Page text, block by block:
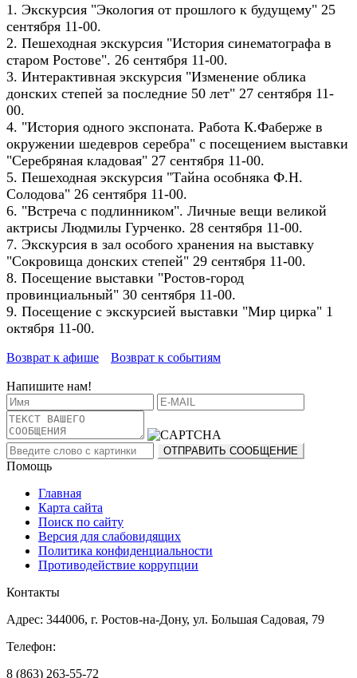
1. Экскурсия "Экология от прошлого к будущему" 25
сентября 11-00.
2. Пешеходная экскурсия "История синематографа в
старом Ростове". 26 сентября 11-00.
3. Интерактивная экскурсия "Изменение облика
донских степей за последние 50 лет" 27 сентября 11-
00.
4. "История одного экспоната. Работа К.Фаберже в
окружении шедевров серебра" с посещением выставки
"Серебряная кладовая" 27 сентября 11-00.
5. Пешеходная экскурсия "Тайна особняка Ф.Н.
Солодова" 26 сентября 11-00.
6. "Встреча с подлинником". Личные вещи великой
актрисы Людмилы Гурченко. 28 сентября 11-00.
7. Экскурсия в зал особого хранения на выставку
"Сокровища донских степей" 29 сентября 11-00.
8. Посещение выставки "Ростов-город
провинциальный" 30 сентября 11-00.
9. Посещение с экскурсией выставки "Мир цирка" 1
октября 11-00.
Возврат к афише Возврат к событиям
Напишите нам!
Помощь
Главная
Карта сайта
Поиск по сайту
Версия для слабовидящих
Политика конфиденциальности
Противодействие коррупции
Контакты
Адрес: 344006, г. Ростов-на-Дону, ул. Большая Садовая, 79
Телефон:
8 (863) 263-55-72